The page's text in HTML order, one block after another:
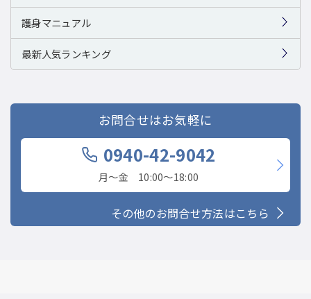
護身マニュアル
最新人気ランキング
お問合せはお気軽に
0940-42-9042
月〜金 10:00〜18:00
その他のお問合せ方法はこちら